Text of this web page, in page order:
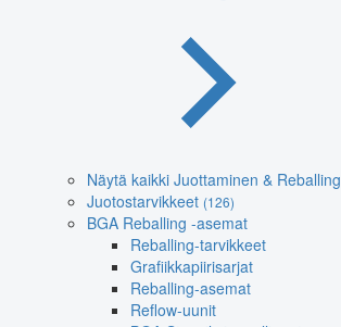
Näytä kaikki Juottaminen & Reballing
Juotostarvikkeet (126)
BGA Reballing -asemat
Reballing-tarvikkeet
Grafiikkapiirisarjat
Reballing-asemat
Reflow-uunit